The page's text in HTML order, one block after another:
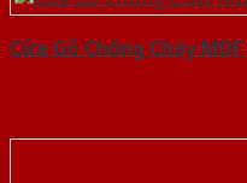
Cửa Gỗ Chống Cháy